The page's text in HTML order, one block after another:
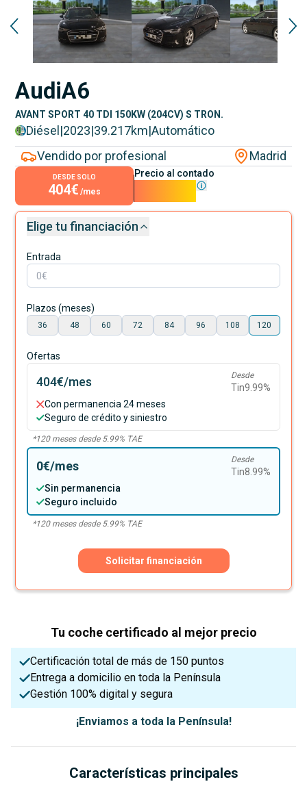
AudiA6
AVANT SPORT 40 TDI 150KW (204CV) S TRON.
Diésel |2023|39.217km|Automático
Vendido por profesional
Madrid
DESDE SOLO
404€ /mes
Precio al contado
Elige tu financiación
Entrada
Plazos (meses)
36 48 60 72 84 96 108 120
Ofertas
404€/mes Desde
Tin9.99%
Con permanencia 24 meses
Seguro de crédito y siniestro
*120meses desde 5.99% TAE
0€/mes Desde
Tin8.99%
Sin permanencia
Seguro incluido
*120meses desde 5.99% TAE
Solicitar financiación
Tu coche certificado al mejor precio
Certificación total de más de 150 puntos
Entrega a domicilio en toda la Península
Gestión 100% digital y segura
¡Enviamos a toda la Península!
Características principales